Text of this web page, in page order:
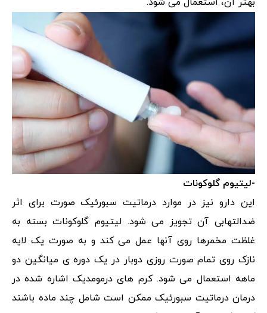
بهتر آن، استعمال می شود.
-لیتیوم گلوکونات
این دارو نیز در موارد درماتیت سبورئیک صورت برای اثر
ضدالتهابی آن تجویز می شود. لیتیوم گلوکونات بسته به
غلظت مخمرها روی آنها عمل می کند و به صورت یک لایه
نازک روی تمام صورت روزی دوبار در یک دوره ی میانگین دو
ماهه استعمال می شود. کرم های درمومدیک اشاره شده در
درمان درماتیت سبورئیک ممکن است شامل چند ماده باشند